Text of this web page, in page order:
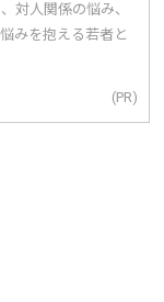
対人関係の悩み、
みを抱える若者と
(PR)